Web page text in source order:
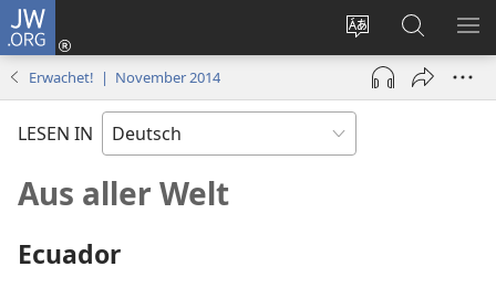
JW.ORG
Websitesprache
ändern
Anmelden
(öffnet
neues
Fenster)
Suche
Erwachet! | November 2014
LESEN IN
Aus aller Welt
Ecuador